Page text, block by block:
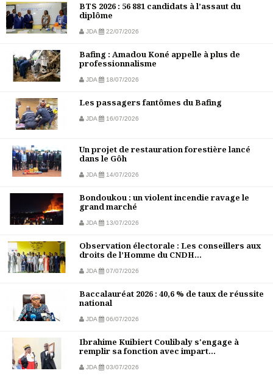
BTS 2026 : 56 881 candidats à l’assaut du
diplôme
JDA 22/07/2026
Bafing : Amadou Koné appelle à plus de
professionnalisme
JDA 18/07/2026
Les passagers fantômes du Bafing
JDA 16/07/2026
Un projet de restauration forestière lancé
dans le Gôh
JDA 14/07/2026
Bondoukou : un violent incendie ravage le
grand marché
JDA 13/07/2026
Observation électorale : Les conseillers aux
droits de l’Homme du CNDH...
JDA 07/07/2026
Baccalauréat 2026 : 40,6 % de taux de réussite
national
JDA 06/07/2026
Ibrahime Kuibiert Coulibaly s'engage à
remplir sa fonction avec impart...
JDA 03/07/2026